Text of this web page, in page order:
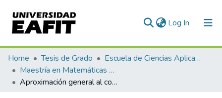
Log In (current)
Communities & Collections
All of DSpace
Home Tesis de Grado
Escuela de Ciencias Aplicadas e Ingeniería
Maestría en Matemáticas Aplicadas (tesis)
Aproximación general al comportamiento del campo de onda sísmico en un medio homogéneo aplicando el método de los elementos finitos